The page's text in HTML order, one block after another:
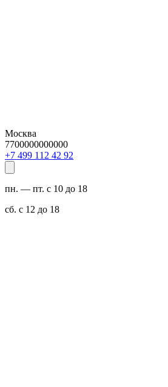
Москва
7700000000000
29 24 211 994 7+
пн. — пт. с 10 до 18
сб. с 12 до 18